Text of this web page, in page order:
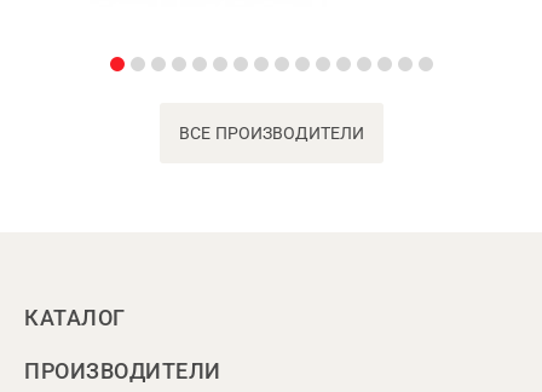
ВСЕ ПРОИЗВОДИТЕЛИ
КАТАЛОГ
ПРОИЗВОДИТЕЛИ